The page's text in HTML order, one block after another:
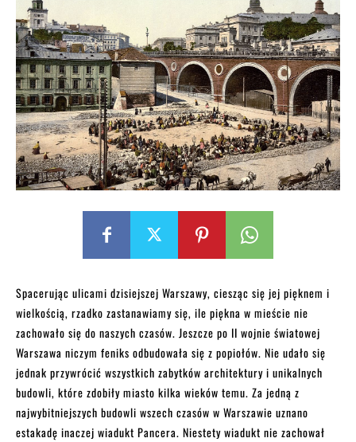
Spacerując ulicami dzisiejszej Warszawy, ciesząc się jej pięknem i
wielkością, rzadko zastanawiamy się, ile piękna w mieście nie
zachowało się do naszych czasów. Jeszcze po II wojnie światowej
Warszawa niczym feniks odbudowała się z popiołów. Nie udało się
jednak przywrócić wszystkich zabytków architektury i unikalnych
budowli, które zdobiły miasto kilka wieków temu. Za jedną z
najwybitniejszych budowli wszech czasów w Warszawie uznano
estakadę inaczej wiadukt Pancera. Niestety wiadukt nie zachował